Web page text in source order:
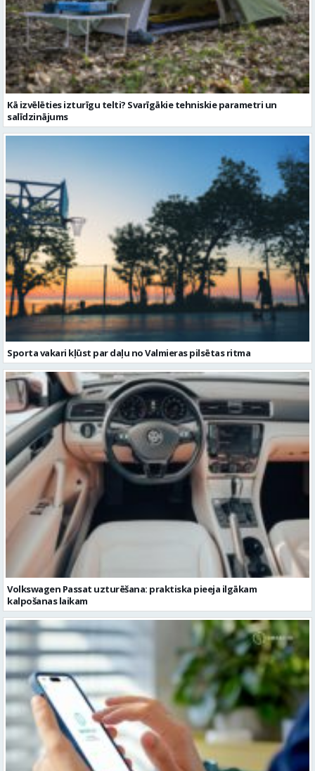
Kā izvēlēties izturīgu telti? Svarīgākie tehniskie parametri un
salīdzinājums
Sporta vakari kļūst par daļu no Valmieras pilsētas ritma
Volkswagen Passat uzturēšana: praktiska pieeja ilgākam
kalpošanas laikam